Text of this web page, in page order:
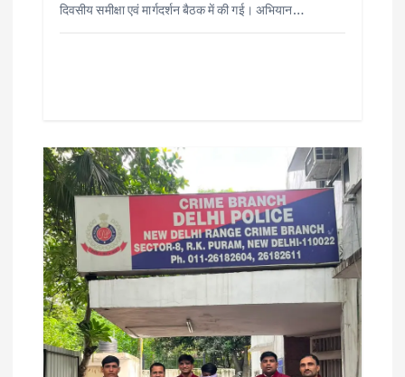
दिवसीय समीक्षा एवं मार्गदर्शन बैठक में की गई। अभियान…